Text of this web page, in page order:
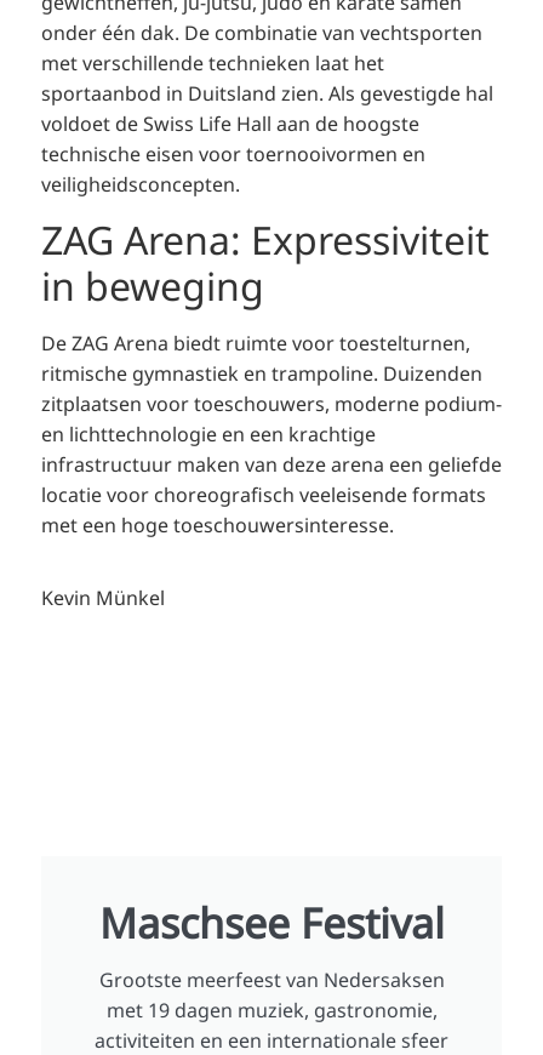
onder één dak. De combinatie van vechtsporten
met verschillende technieken laat het
sportaanbod in Duitsland zien. Als gevestigde hal
voldoet de Swiss Life Hall aan de hoogste
technische eisen voor toernooivormen en
veiligheidsconcepten.
ZAG Arena: Expressiviteit
in beweging
De ZAG Arena biedt ruimte voor toestelturnen,
ritmische gymnastiek en trampoline. Duizenden
zitplaatsen voor toeschouwers, moderne podium-
en lichttechnologie en een krachtige
infrastructuur maken van deze arena een geliefde
locatie voor choreografisch veeleisende formats
met een hoge toeschouwersinteresse.
Kevin Münkel
Maschsee Festival
Grootste meerfeest van Nedersaksen
met 19 dagen muziek, gastronomie,
activiteiten en een internationale sfeer